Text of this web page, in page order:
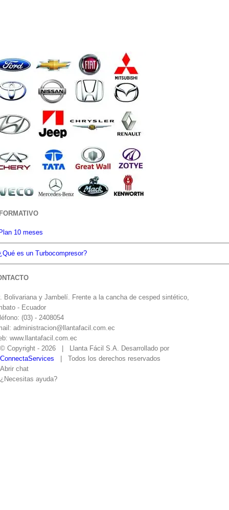
10 meses
es un Turbocompresor?
Bolivariana y Jambelí. Frente a la cancha de cesped sintético,
- Ecuador
(03) - 2408054
administracion@llantafacil.com.ec
www.llantafacil.com.ec
© Copyright - 2026 | Llanta Fácil S.A. Desarrollado por
ConnectaServices | Todos los derechos reservados
Abrir chat
¿Necesitas ayuda?